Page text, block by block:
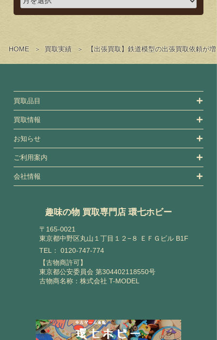
HOME 買取実績 【出張買取】鉄道模型の出張買取依頼が
買取品目
買取情報
お知らせ
ご利用案内
会社情報
趣味の物 買取専門店 環七ホビー
〒165-0021
東京都中野区丸山１丁目１２−８ ＥＦＧビル B1F
TEL： 0120-747-774
【古物商許可】
東京都公安委員会 第304402118550号
古物商名称：株式会社 T-MODEL